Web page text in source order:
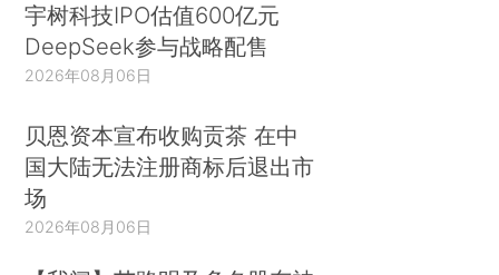
宇树科技IPO估值600亿元
DeepSeek参与战略配售
2026年08月06日
贝恩资本宣布收购贡茶 在中
国大陆无法注册商标后退出市
场
2026年08月06日